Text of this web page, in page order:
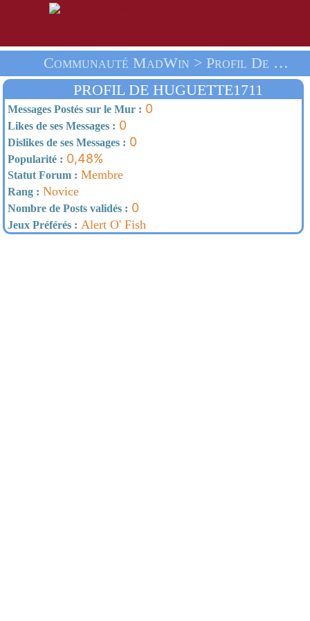
Communauté MadWin > Profil De Huguette1711 > Accueil
PROFIL DE HUGUETTE1711
Messages Postés sur le Mur : 0
Likes de ses Messages : 0
Dislikes de ses Messages : 0
Popularité : 0,48%
Statut Forum : Membre
Rang : Novice
Nombre de Posts validés : 0
Jeux Préférés : Alert O' Fish